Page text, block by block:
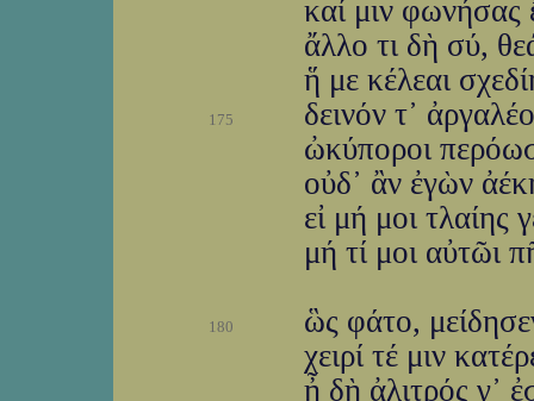
καί μιν φωνήσας
ἄλλο τι δὴ σύ,
ἥ με κέλεαι
175
δεινόν τ᾽
ὠκύποροι
οὐδ᾽ ἂν ἐγὼν
εἰ μή μοι τλαίης
μή τί μοι αὐτῶι
180
ὣς φάτο,
χειρί τέ μιν
ἦ δὴ ἀλιτρός γ᾽